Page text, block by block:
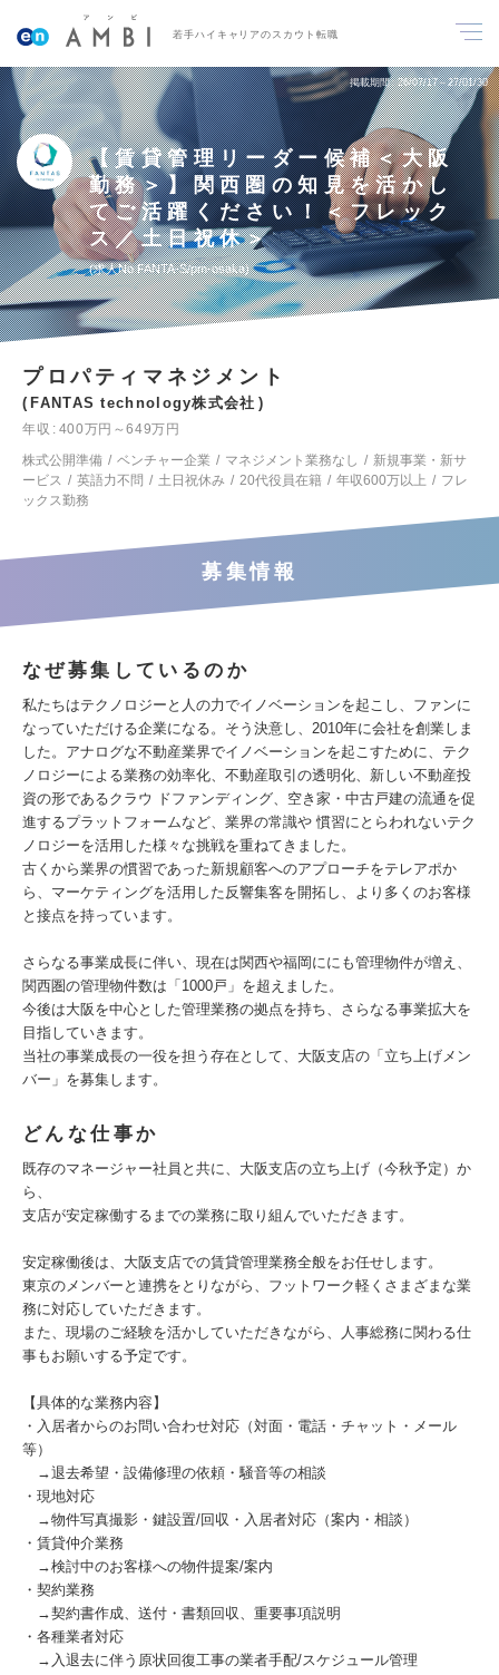
若手ハイキャリアのスカウト転職
掲載期間 26/07/17～27/01/30
【賃貸管理リーダー候補＜大阪
勤務＞】関西圏の知見を活かし
てご活躍ください！＜フレック
ス／土日祝休＞
求人No.FANTA-S/pm-osaka
プロパティマネジメント
FANTAS technology株式会社
年収
400万円～649万円
株式公開準備
ベンチャー企業 マネジメント業務なし
新規事業・新サ
ービス
英語力不問 土日祝休み 20代役員在籍 年収600万以上
フレ
ックス勤務
募集情報
なぜ募集しているのか
私たちはテクノロジーと人の力でイノベーションを起こし、ファンに
なっていただける企業になる。そう決意し、2010年に会社を創業しま
した。アナログな不動産業界でイノベーションを起こすために、テク
ノロジーによる業務の効率化、不動産取引の透明化、新しい不動産投
資の形であるクラウ ドファンディング、空き家・中古戸建の流通を促
進するプラットフォームなど、業界の常識や 慣習にとらわれないテク
ノロジーを活用した様々な挑戦を重ねてきました。
古くから業界の慣習であった新規顧客へのアプローチをテレアポか
ら、マーケティングを活用した反響集客を開拓し、より多くのお客様
と接点を持っています。
さらなる事業成長に伴い、現在は関西や福岡ににも管理物件が増え、
関西圏の管理物件数は「1000戸」を超えました。
今後は大阪を中心とした管理業務の拠点を持ち、さらなる事業拡大を
目指していきます。
当社の事業成長の一役を担う存在として、大阪支店の「立ち上げメン
バー」を募集します。
どんな仕事か
既存のマネージャー社員と共に、大阪支店の立ち上げ（今秋予定）か
ら、
支店が安定稼働するまでの業務に取り組んでいただきます。
安定稼働後は、大阪支店での賃貸管理業務全般をお任せします。
東京のメンバーと連携をとりながら、フットワーク軽くさまざまな業
務に対応していただきます。
また、現場のご経験を活かしていただきながら、人事総務に関わる仕
事もお願いする予定です。
【具体的な業務内容】
・入居者からのお問い合わせ対応（対面・電話・チャット・メール
等）
→退去希望・設備修理の依頼・騒音等の相談
・現地対応
→物件写真撮影・鍵設置/回収・入居者対応（案内・相談）
・賃貸仲介業務
→検討中のお客様への物件提案/案内
・契約業務
→契約書作成、送付・書類回収、重要事項説明
・各種業者対応
→入退去に伴う原状回復工事の業者手配/スケジュール管理